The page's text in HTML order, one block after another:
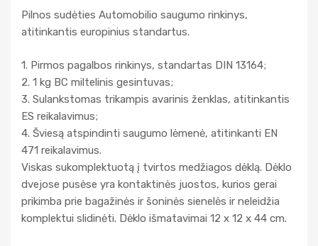
Pilnos sudėties Automobilio saugumo rinkinys,
atitinkantis europinius standartus.
1. Pirmos pagalbos rinkinys, standartas DIN 13164;
2. 1 kg BC miltelinis gesintuvas;
3. Sulankstomas trikampis avarinis ženklas, atitinkantis
ES reikalavimus;
4. Šviesą atspindinti saugumo lėmenė, atitinkanti EN
471 reikalavimus.
Viskas sukomplektuotą į tvirtos medžiagos dėklą. Dėklo
dvejose pusėse yra kontaktinės juostos, kurios gerai
prikimba prie bagažinės ir šoninės sienelės ir neleidžia
komplektui slidinėti. Dėklo išmatavimai 12 x 12 x 44 cm.